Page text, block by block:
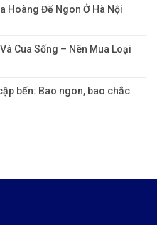
Hoàng Đế Ngon Ở Hà Nội
Cua Sống – Nên Mua Loại
bến: Bao ngon, bao chắc